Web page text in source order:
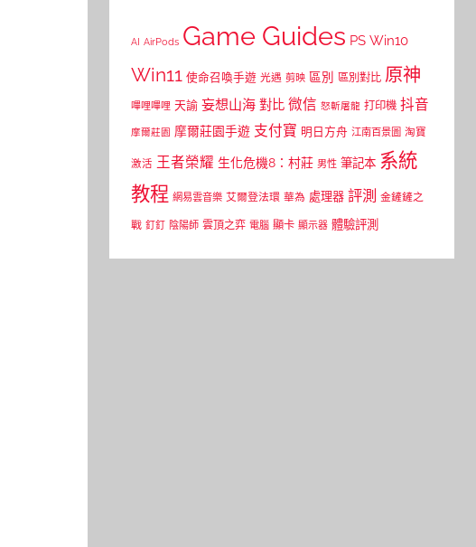
AI AirPods Game Guides PS Win10
Win11 使命召喚手遊 光遇 剪映 區別 區別對比 原神
嗶哩嗶哩 天諭 妄想山海 對比 微信 怒斬屠龍 打印機 抖音
摩爾莊園 摩爾莊園手遊 支付寶 明日方舟 江南百景圖 淘寶
激活 王者榮耀 生化危機8：村莊 男性 筆記本 系統
教程 網易雲音樂 艾爾登法環 華為 處理器 評測 金鏟鏟之
戰 釘釘 陰陽師 雲頂之弈 電腦 顯卡 顯示器 體驗評測